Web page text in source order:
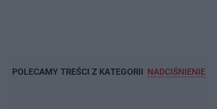
POLECAMY TREŚCI Z KATEGORII NADCIŚNIENIE